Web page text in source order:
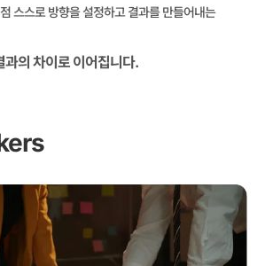
스스로 방향을 설정하고 결과를 만들어내는
과의 차이로 이어집니다.